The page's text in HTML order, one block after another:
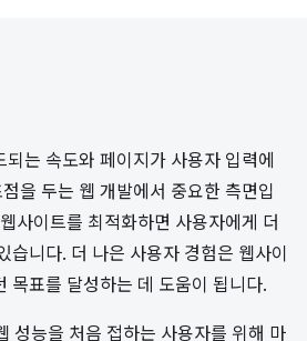
는 속도와 페이지가 사용자 입력에
을 두는 웹 개발에서 중요한 측면입
사이트를 최적화하면 사용자에게 더
습니다. 더 나은 사용자 경험은 웹사이
목표를 달성하는 데 도움이 됩니다.
성능을 처음 접하는 사용자를 위해 마